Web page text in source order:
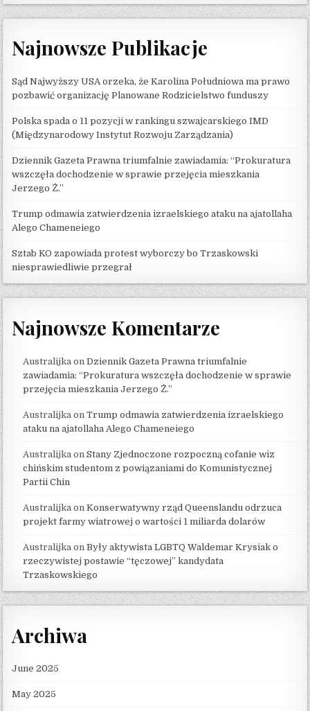
Najnowsze Publikacje
Sąd Najwyższy USA orzeka, że ​​Karolina Południowa ma prawo
pozbawić organizację Planowane Rodzicielstwo funduszy
Polska spada o 11 pozycji w rankingu szwajcarskiego IMD
(Międzynarodowy Instytut Rozwoju Zarządzania)
Dziennik Gazeta Prawna triumfalnie zawiadamia: “Prokuratura
wszczęła dochodzenie w sprawie przejęcia mieszkania
Jerzego Ż.”
Trump odmawia zatwierdzenia izraelskiego ataku na ajatollaha
Alego Chameneiego
Sztab KO zapowiada protest wyborczy bo Trzaskowski
niesprawiedliwie przegrał
Najnowsze Komentarze
Australijka onDziennik Gazeta Prawna triumfalnie
zawiadamia: “Prokuratura wszczęła dochodzenie w sprawie
przejęcia mieszkania Jerzego Ż.”
Australijka onTrump odmawia zatwierdzenia izraelskiego
ataku na ajatollaha Alego Chameneiego
Australijka onStany Zjednoczone rozpoczną cofanie wiz
chińskim studentom z powiązaniami do Komunistycznej
Partii Chin
Australijka onKonserwatywny rząd Queenslandu odrzuca
projekt farmy wiatrowej o wartości 1 miliarda dolarów
Australijka onByły aktywista LGBTQ Waldemar Krysiak o
rzeczywistej postawie “tęczowej” kandydata
Trzaskowskiego
Archiwa
June 2025
May 2025